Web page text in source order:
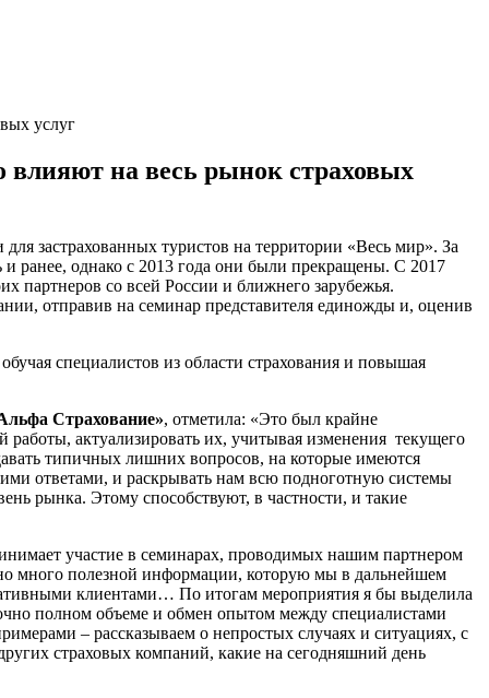
услуг
на весь рынок страховых
застрахованных туристов на территории «Весь мир». За
ранее, однако с 2013 года они были прекращены. С 2017
партнеров со всей России и ближнего зарубежья.
отправив на семинар представителя единожды и, оценив
специалистов из области страхования и повышая
Страхование», отметила: «Это был крайне
актуализировать их, учитывая изменения текущего
типичных лишних вопросов, на которые имеются
ответами, и раскрывать нам всю подноготную системы
рынка. Этому способствуют, в частности, и такие
участие в семинарах, проводимых нашим партнером
много полезной информации, которую мы в дальнейшем
клиентами… По итогам мероприятия я бы выделила
полном объеме и обмен опытом между специалистами
– рассказываем о непростых случаях и ситуациях, с
страховых компаний, какие на сегодняшний день